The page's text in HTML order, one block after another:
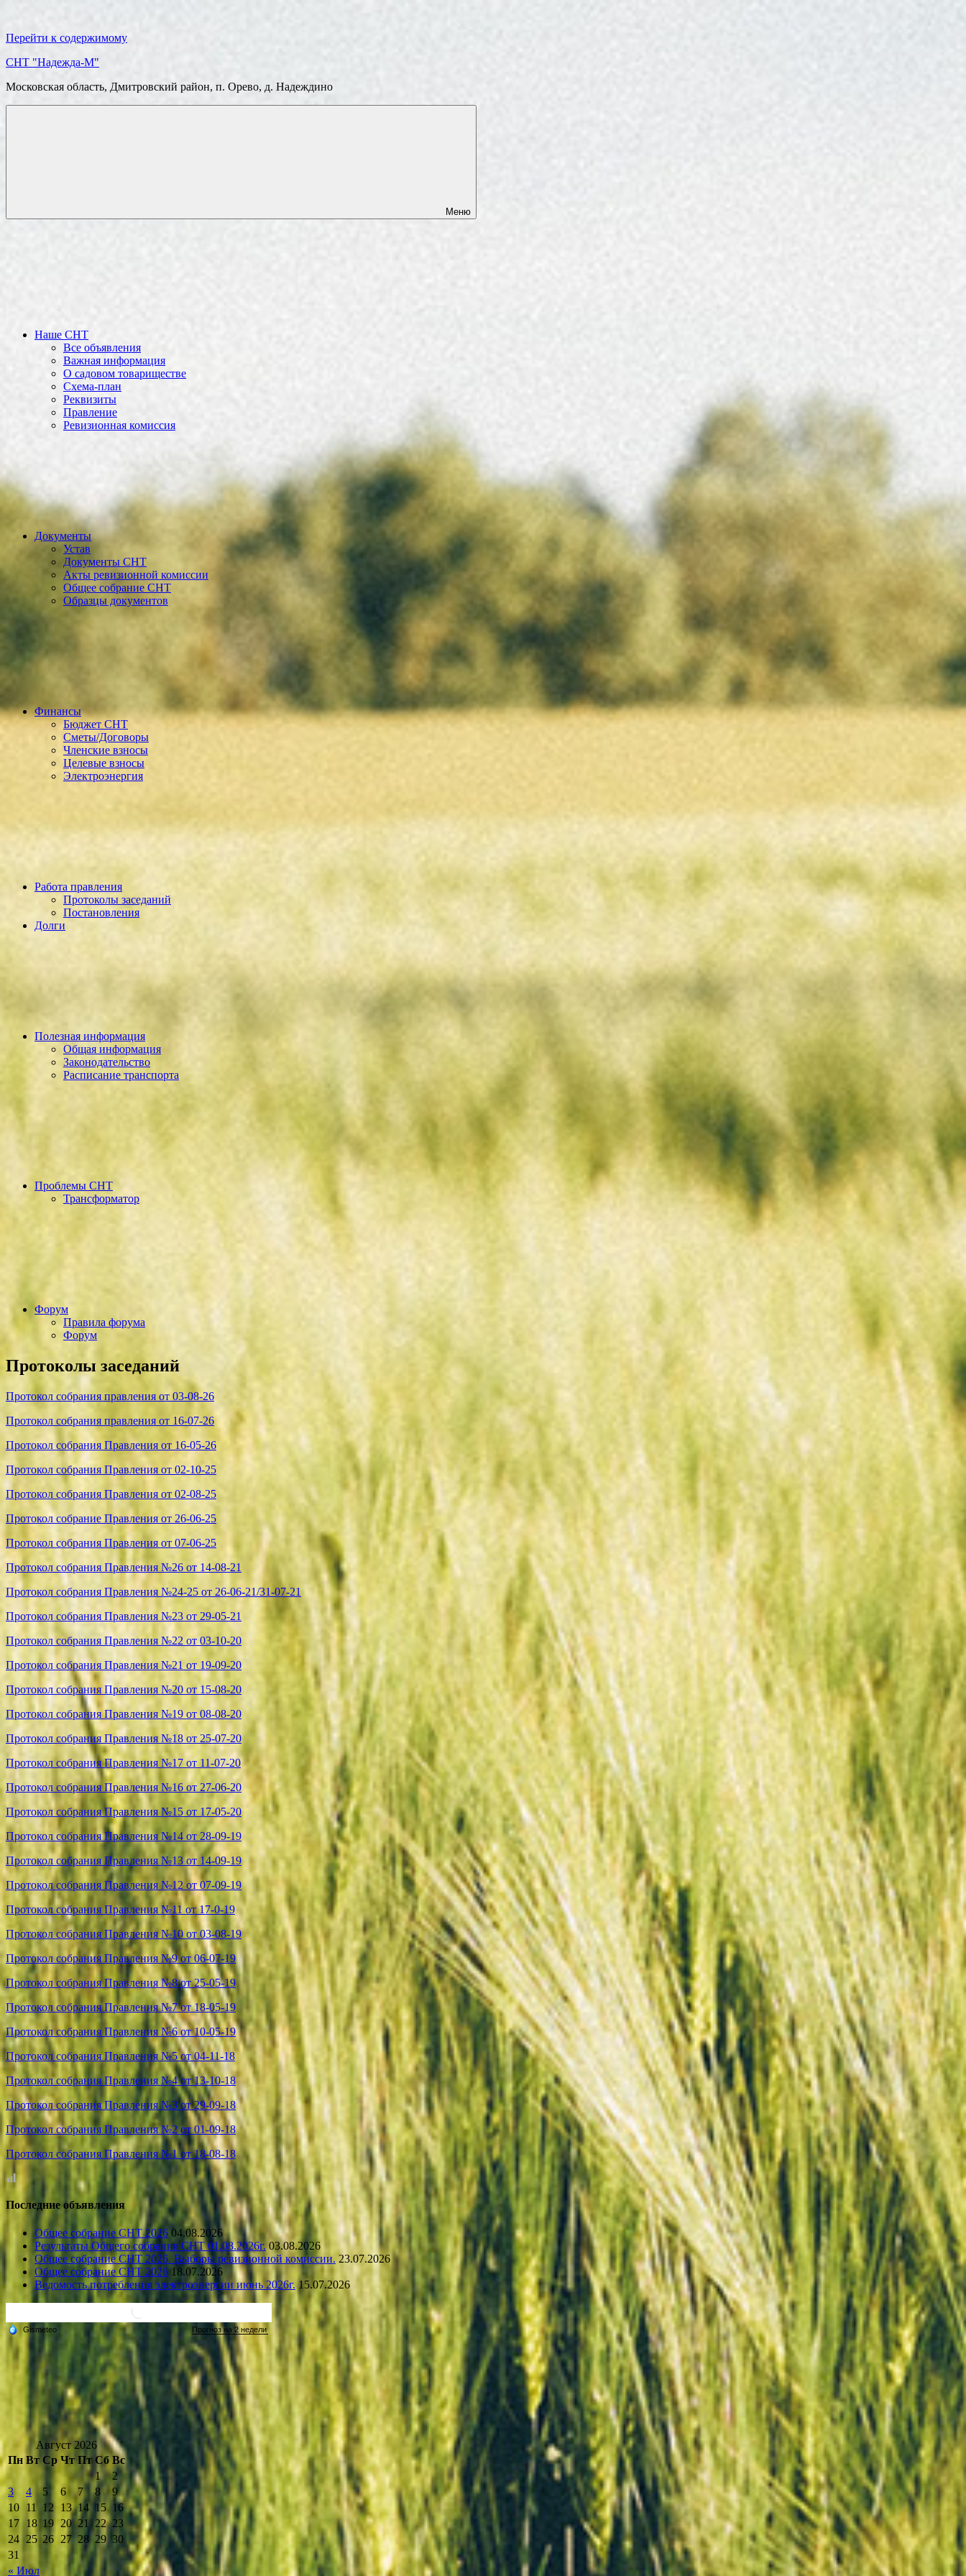
Перейти к содержимому
СНТ "Надежда-М"
Московская область, Дмитровский район, п. Орево, д. Надеждино
Меню
Наше СНТ
Все объявления
Важная информация
О садовом товариществе
Схема-план
Реквизиты
Правление
Ревизионная комиссия
Документы
Устав
Документы СНТ
Акты ревизионной комиссии
Общее собрание СНТ
Образцы документов
Финансы
Бюджет СНТ
Сметы/Договоры
Членские взносы
Целевые взносы
Электроэнергия
Работа правления
Протоколы заседаний
Постановления
Долги
Полезная информация
Общая информация
Законодательство
Расписание транспорта
Проблемы СНТ
Трансформатор
Форум
Правила форума
Форум
Протоколы заседаний
Протокол собрания правления от 03-08-26
Протокол собрания правления от 16-07-26
Протокол собрания Правления от 16-05-26
Протокол собрания Правления от 02-10-25
Протокол собрания Правления от 02-08-25
Протокол собрание Правления от 26-06-25
Протокол собрания Правления от 07-06-25
Протокол собрания Правления №26 от 14-08-21
Протокол собрания Правления №24-25 от 26-06-21/31-07-21
Протокол собрания Правления №23 от 29-05-21
Протокол собрания Правления №22 от 03-10-20
Протокол собрания Правления №21 от 19-09-20
Протокол собрания Правления №20 от 15-08-20
Протокол собрания Правления №19 от 08-08-20
Протокол собрания Правления №18 от 25-07-20
Протокол собрания Правления №17 от 11-07-20
Протокол собрания Правления №16 от 27-06-20
Протокол собрания Правления №15 от 17-05-20
Протокол собрания Правления №14 от 28-09-19
Протокол собрания Правления №13 от 14-09-19
Протокол собрания Правления №12 от 07-09-19
Протокол собрания Правления №11 от 17-0-19
Протокол собрания Правления №10 от 03-08-19
Протокол собрания Правления №9 от 06-07-19
Протокол собрания Правления №8 от 25-05-19
Протокол собрания Правления №7 от 18-05-19
Протокол собрания Правления №6 от 10-05-19
Протокол собрания Правления №5 от 04-11-18
Протокол собрания Правления №4 от 13-10-18
Протокол собрания Правления №3 от 29-09-18
Протокол собрания Правления №2 от 01-09-18
Протокол собрания Правления №1 от 18-08-18
Последние объявления
Общее собрание СНТ 2026 04.08.2026
Результаты Общего собрания СНТ 01.08.2026г. 03.08.2026
Общее собрание СНТ 2026. Выборы ревизионной комиссии. 23.07.2026
Общее собрание СНТ 2026 18.07.2026
Ведомость потребления электроэнергии июнь 2026г. 15.07.2026
Август 2026
Пн Вт Ср Чт Пт Сб Вс
« Июл
1
2
3
4 5 6 7 8
9
10 11 12 13 14 15 16
17 18 19 20 21 22 23
24 25 26 27 28 29 30
31